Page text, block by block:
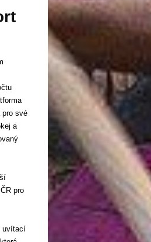
pro své
a
pro
uvítací